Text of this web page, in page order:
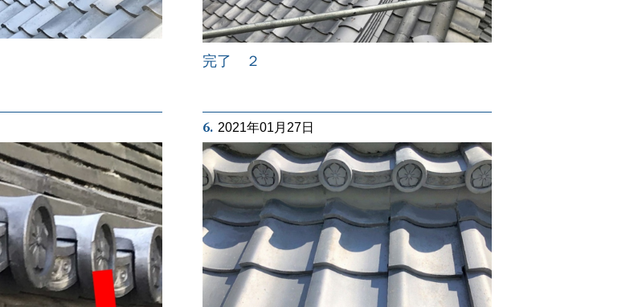
完了 ２
6. 2021年01月27日